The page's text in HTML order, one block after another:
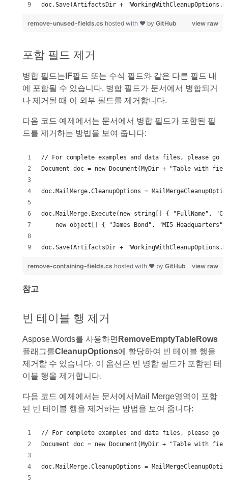
doc.Save(ArtifactsDir +
view raw
remove-unused-fields.cs hosted with ❤ by GitHub
포함 필드 제거
병합 필드는 IF필드 또는 수식 필드와 같은 다른 필드 내
에 포함될 수 있습니다. 병합 필드가 문서에서 병합되거
나 제거될 때 이 외부 필드를 제거합니다.
다음 코드 예제에서는 문서에서 병합 필드가 포함된 필
드를 제거하는 방법을 보여 줍니다:
doc.Save(ArtifactsDir +
view raw
remove-containing-fields.cs hosted with ❤ by GitHub
참고
빈 테이블 행 제거
Aspose.Words를 사용하면 RemoveEmptyTableRows
플래그를CleanupOptions에 할당하여 빈 테이블 행을
제거할 수 있습니다. 이 옵션은 빈 병합 필드가 포함된 테
이블 행을 제거합니다.
다음 코드 예제에서는 문서에서Mail Merge영역이 포함
된 빈 테이블 행을 제거하는 방법을 보여 줍니다: